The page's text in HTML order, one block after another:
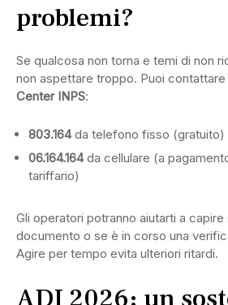
problemi?
Se qualcosa non torna e temi di non
non aspettare troppo. Puoi contattare
Center INPS:
803.164da telefono fisso (gratuito)
06.164.164da cellulare (a
tariffario)
Gli operatori potranno aiutarti a capire
documento o se è in corso una
Agire per tempo evita ulteriori ritardi.